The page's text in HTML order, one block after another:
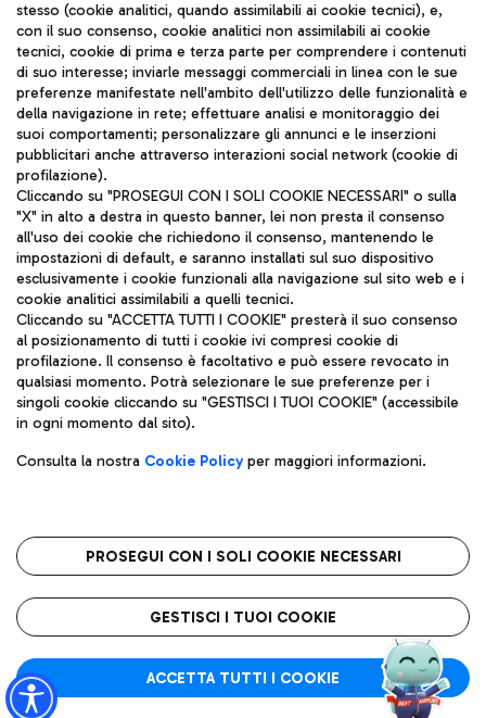
TRAVEL JOURNAL
ITA
Aeroporti di Roma S.p.A. - Società soggetta a direzione e
coordinamento di Mundys S.p.A.
Codice fiscale e Registro delle Imprese di Roma 13032990155 P.
IVA 06572251004
Capitale sociale 62.224.743,00 int. vers.
Sede legale: Via Pier Paolo Racchetti 1 - 00054 Fiumicino (RM)
telefono +39 06 65951
Privacy policy
Note legali
L'aeroporto stellato
QUALITÀ SOSTENIBILITÀ INNOVAZIONE
stesso (cookie analitici, quando assimilabili ai cookie tecnici), e,
con il suo consenso, cookie analitici non assimilabili ai cookie
tecnici, cookie di prima e terza parte per comprendere i contenuti
di suo interesse; inviarle messaggi commerciali in linea con le sue
preferenze manifestate nell'ambito dell'utilizzo delle funzionalità e
della navigazione in rete; effettuare analisi e monitoraggio dei
suoi comportamenti; personalizzare gli annunci e le inserzioni
pubblicitari anche attraverso interazioni social network (cookie di
profilazione).
Cliccando su "PROSEGUI CON I SOLI COOKIE NECESSARI" o sulla
"X" in alto a destra in questo banner, lei non presta il consenso
all'uso dei cookie che richiedono il consenso, mantenendo le
impostazioni di default, e saranno installati sul suo dispositivo
esclusivamente i cookie funzionali alla navigazione sul sito web e i
cookie analitici assimilabili a quelli tecnici.
Cliccando su "ACCETTA TUTTI I COOKIE" presterà il suo consenso
al posizionamento di tutti i cookie ivi compresi cookie di
profilazione. Il consenso è facoltativo e può essere revocato in
qualsiasi momento. Potrà selezionare le sue preferenze per i
singoli cookie cliccando su "GESTISCI I TUOI COOKIE" (accessibile
in ogni momento dal sito).
Consulta la nostra Cookie Policyper maggiori informazioni.
PROSEGUI CON I SOLI COOKIE NECESSARI
GESTISCI I TUOI COOKIE
ACCETTA TUTTI I COOKIE